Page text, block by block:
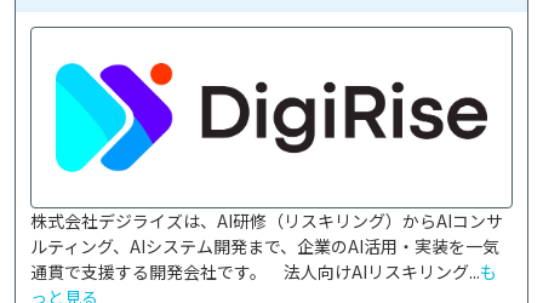
株式会社デジライズは、AI研修（リスキリング）からAIコンサ
ルティング、AIシステム開発まで、企業のAI活用・実装を一気
通貫で支援する開発会社です。　法人向けAIリスキリング...も
っと見る